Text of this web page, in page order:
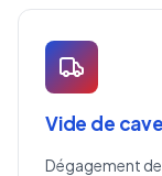
Vide de
Dégagement